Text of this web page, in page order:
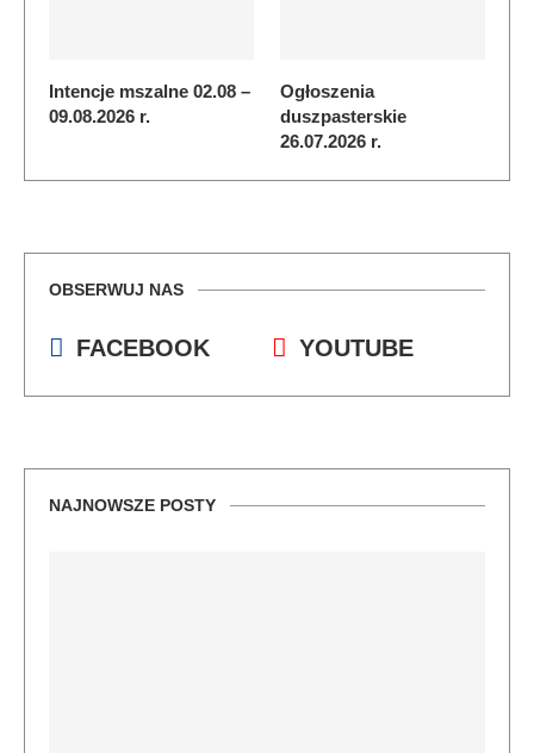
Intencje mszalne 02.08 –
09.08.2026 r.
Ogłoszenia
duszpasterskie
26.07.2026 r.
OBSERWUJ NAS
FACEBOOK YOUTUBE
NAJNOWSZE POSTY